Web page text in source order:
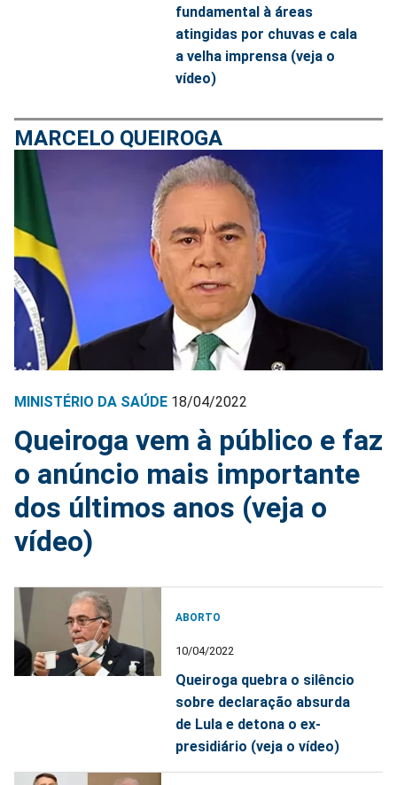
fundamental à áreas
atingidas por chuvas e cala
a velha imprensa (veja o
vídeo)
MARCELO QUEIROGA
MINISTÉRIO DA SAÚDE 18/04/2022
Queiroga vem à público e faz
o anúncio mais importante
dos últimos anos (veja o
vídeo)
ABORTO
10/04/2022
Queiroga quebra o silêncio
sobre declaração absurda
de Lula e detona o ex-
presidiário (veja o vídeo)